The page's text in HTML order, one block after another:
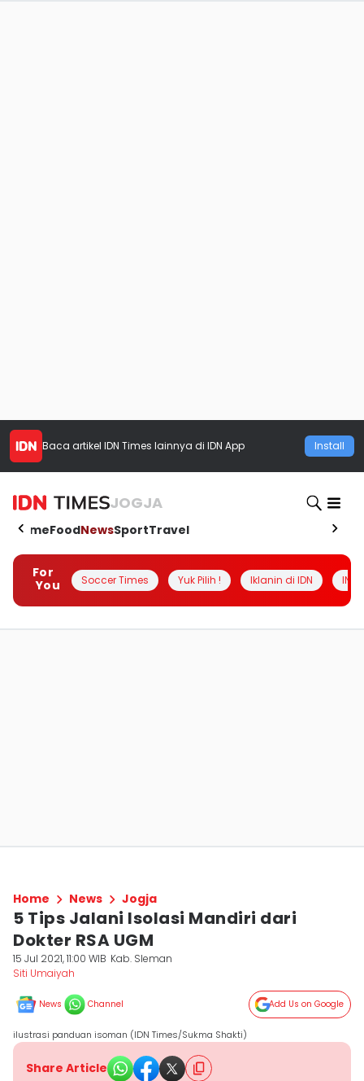
Baca artikel IDN Times lainnya di IDN App Install
JOGJA
HomeFoodNewsSportTravel
For
You
Soccer Times Yuk Pilih ! Iklanin di IDN
Home News Jogja
5 Tips Jalani Isolasi Mandiri dari
Dokter RSA UGM
15 Jul 2021, 11:00 WIB Kab. Sleman
Siti Umaiyah
News Channel Add Us on Google
ilustrasi panduan isoman (IDN Times/Sukma Shakti)
Share Article